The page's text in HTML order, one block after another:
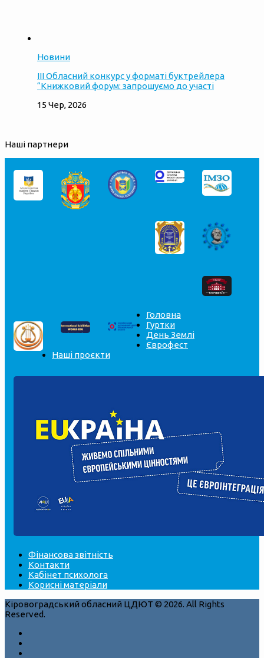
Новини
ІІІ Обласний конкурс у форматі буктрейлера
“Книжковий форум: запрошуємо до участі
15 Чер, 2026
Наші партнери
Головна
Гуртки
День Землі
Єврофест
Наші проєкти
Фінансова звітність
Контакти
Кабінет психолога
Корисні матеріали
Кіровоградський обласний ЦДЮТ © 2026. All Rights
Reserved.